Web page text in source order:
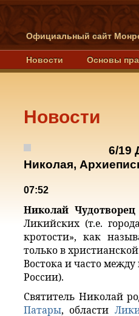
Официальный сайт
Новости Основы
Новости
6/19
Николая,
07:52
Николай Чудотворец
Ликийских (т.е.
кротости», как
только в
Востока и часто
России).
Святитель Николай
Патары, области